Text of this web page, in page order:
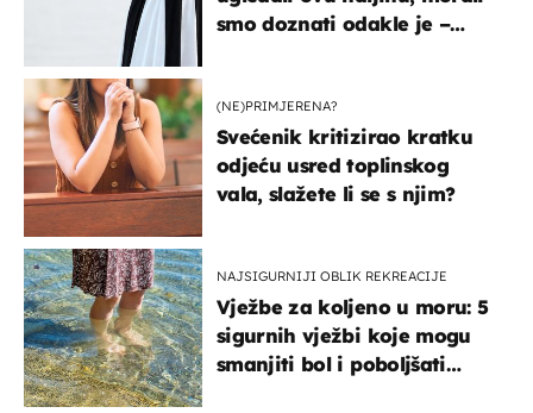
smo doznati odakle je –
(NE)PRIMJERENA?
Svećenik kritizirao kratku
odjeću usred toplinskog
vala, slažete li se s njim?
NAJSIGURNIJI OBLIK REKREACIJE
Vježbe za koljeno u moru: 5
sigurnih vježbi koje mogu
smanjiti bol i poboljšati